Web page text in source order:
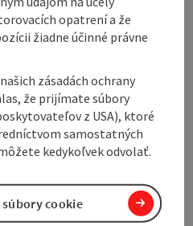
After just a few
slightly uphill to the
enjoy a wonderful view of
and forests. A short
opatrení a že
žiadne účinné právne
zásadách ochrany
že prijímate súbory
z USA), ktoré
samostatných
kedykoľvek odvolať.
cookie